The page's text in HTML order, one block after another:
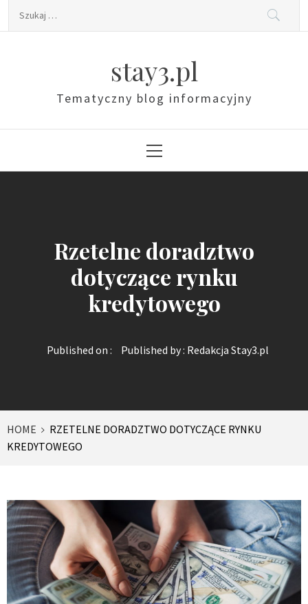
Szukaj:
stay3.pl
Tematyczny blog informacyjny
Menu
Rzetelne doradztwo
dotyczące rynku
kredytowego
Published on : Published by : Redakcja Stay3.pl
HOME
RZETELNE DORADZTWO DOTYCZĄCE RYNKU
KREDYTOWEGO